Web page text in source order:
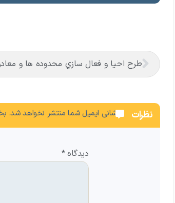
نظرات نشانی ایمیل شما منتشر نخواهد شد.
دیدگاه*